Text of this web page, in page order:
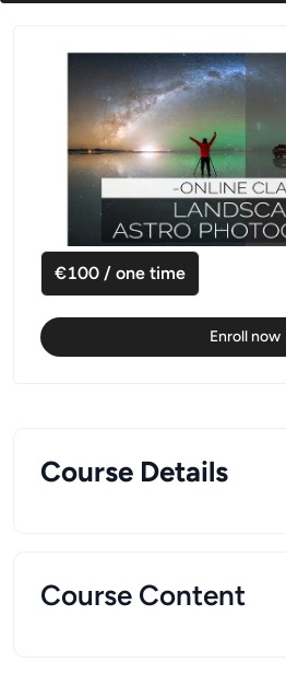
Course Details
Course Content
€100 / one time
Enroll now